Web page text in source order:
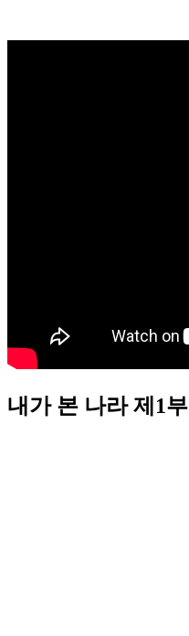
내가 본 나라 제1부